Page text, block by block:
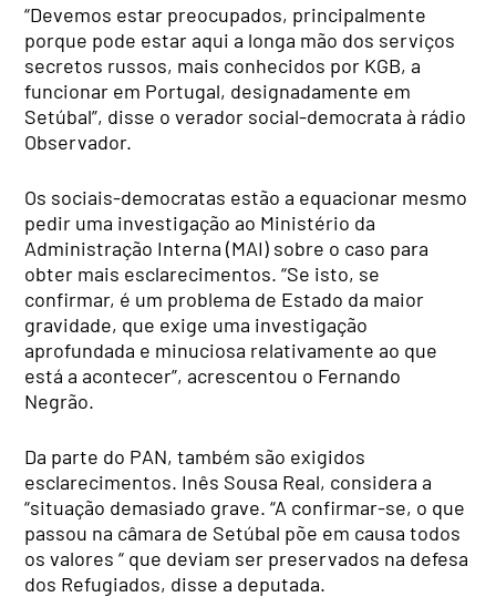
“Devemos estar preocupados, principalmente
porque pode estar aqui a longa mão dos serviços
secretos russos, mais conhecidos por KGB, a
funcionar em Portugal, designadamente em
Setúbal”, disse o verador social-democrata à rádio
Observador.
Os sociais-democratas estão a equacionar mesmo
pedir uma investigação ao Ministério da
Administração Interna (MAI) sobre o caso para
obter mais esclarecimentos. “Se isto, se
confirmar, é um problema de Estado da maior
gravidade, que exige uma investigação
aprofundada e minuciosa relativamente ao que
está a acontecer”, acrescentou o Fernando
Negrão.
Da parte do PAN, também são exigidos
esclarecimentos. Inês Sousa Real, considera a
“situação demasiado grave. “A confirmar-se, o que
passou na câmara de Setúbal põe em causa todos
os valores “ que deviam ser preservados na defesa
dos Refugiados, disse a deputada.